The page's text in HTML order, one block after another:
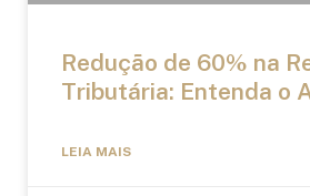
Redução de 60% na
Tributária: Entenda o
LEIA MAIS